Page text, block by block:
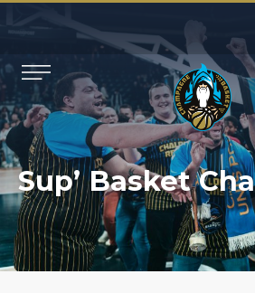
Sup’ Basket